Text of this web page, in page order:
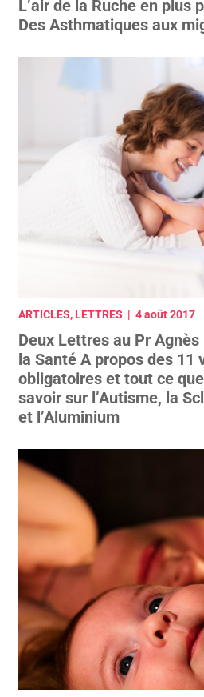
L’air de la Ruche en plus
Des Asthmatiques aux
ARTICLES, LETTRES | 4 août 2017
Deux Lettres au Pr
la Santé A propos des 11
obligatoires et tout ce
savoir sur l’Autisme, la
et l’Aluminium